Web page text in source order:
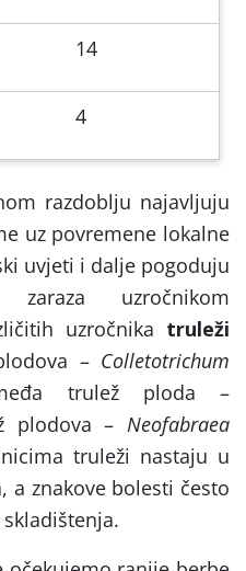
14
4
razdoblju najavljuju
uz povremene lokalne
uvjeti i dalje pogoduju
zaraza uzročnikom
uzročnika truleži
– Colletotrichum
trulež ploda –
plodova – Neofabraea
truleži nastaju u
a znakove bolesti često